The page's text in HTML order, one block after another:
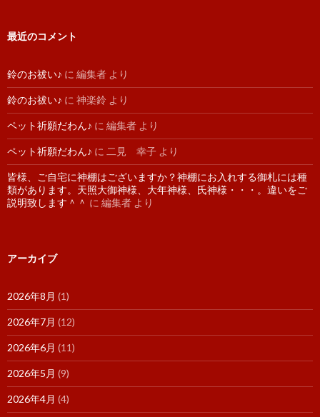
最近のコメント
鈴のお祓い♪ に 編集者 より
鈴のお祓い♪ に 神楽鈴 より
ペット祈願だわん♪ に 編集者 より
ペット祈願だわん♪ に 二見 幸子 より
皆様、ご自宅に神棚はございますか？神棚にお入れする御札には種
類があります。天照大御神様、大年神様、氏神様・・・。違いをご
説明致します＾＾ に 編集者 より
アーカイブ
2026年8月 (1)
2026年7月 (12)
2026年6月 (11)
2026年5月 (9)
2026年4月 (4)